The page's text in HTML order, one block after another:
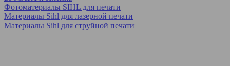
Фотоматериалы SIHL для печати
Материалы Sihl для лазерной печати
Материалы Sihl для струйной печати